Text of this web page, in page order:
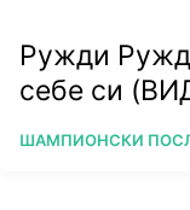
Ружди
себе си
ПОВЕЧЕ ОТ
ШАМПИОНСКИ